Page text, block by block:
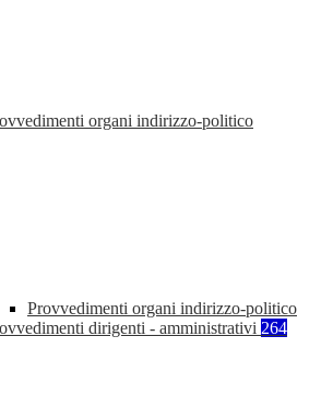
organi indirizzo-politico
Provvedimenti organi indirizzo-politico
dirigenti - amministrativi 264